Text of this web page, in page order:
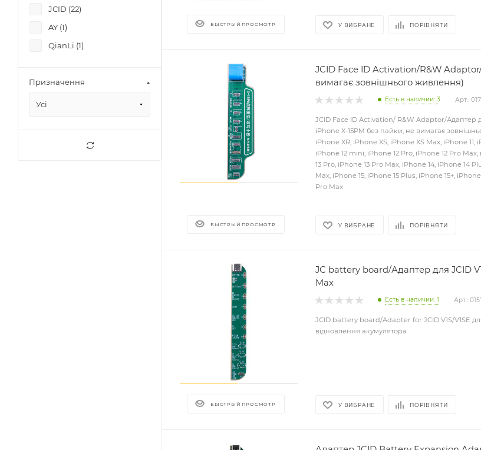
БЫСТРЫЙ ПРОСМОТР У ВИБРАНЕ ПОРІВНЯТИ
БЫСТРЫЙ ПРОСМОТР
JCID Face ID Activation/R&W
вимагає зовнішнього живлення)
Есть в наличии: 3 Арт.:
JCID Face ID Activation/ R&W Adaptor/Адаптер
iPhone X-15PM без пайки, не вимагає
iPhone XR, iPhone XS, iPhone XS Max, iPhone 11,
iPhone 12 mini, iPhone 12 Pro, iPhone 12 Pro
13 Pro, iPhone 13 Pro Max, iPhone 14, iPhone 14
Max, iPhone 15, iPhone 15 Plus, iPhone 15+,
Pro Max
У ВИБРАНЕ ПОРІВНЯТИ
БЫСТРЫЙ ПРОСМОТР
JС battery board/Адаптер для JCID
Max
Есть в наличии: 1 Арт.:
JСID battery board/Adapter for JCID V1S/V1SE
відновлення акумулятора
У ВИБРАНЕ ПОРІВНЯТИ
JCID (22)
AY (1)
QianLi (1)
Призначення
Усі